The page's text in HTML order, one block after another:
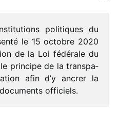
poli­tiques du
le 15 octobre 2020
de la Loi fédé­rale du
prin­cipe de la trans­pa­
afin d’y ancrer la
officiels.